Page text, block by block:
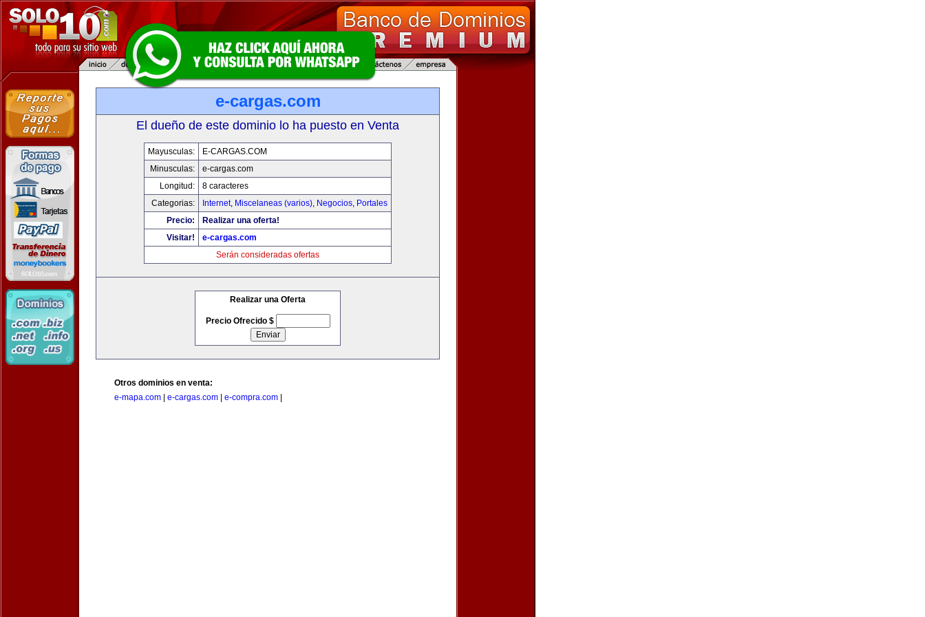
e-cargas.com
El dueño de este dominio lo ha puesto en Venta
Mayusculas:
E-CARGAS.COM
Minusculas:
e-cargas.com
Longitud:
8 caracteres
Categorias:
Internet, Miscelaneas (varios), Negocios, Portales
Precio:
Realizar una oferta!
Visitar!
e-cargas.com
Serán consideradas ofertas
Realizar una Oferta
Precio Ofrecido $
Otros dominios en venta:
e-mapa.com
e-cargas.com e-compra.com